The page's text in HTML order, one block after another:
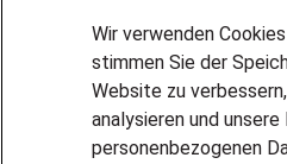
Wir verwenden
stimmen Sie der
Website zu
analysieren und
personenbezogenen